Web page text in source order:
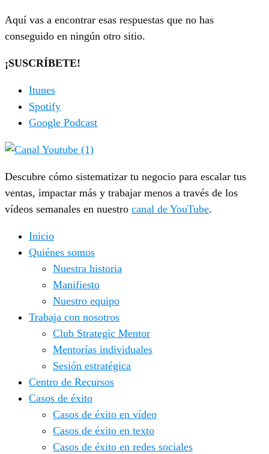
Aquí vas a encontrar esas respuestas que no has
conseguido en ningún otro sitio.
¡SUSCRÍBETE!
Itunes
Spotify
Google Podcast
Descubre cómo sistematizar tu negocio para escalar tus
ventas, impactar más y trabajar menos a través de los
vídeos semanales en nuestro canal de YouTube.
Inicio
Quiénes somos
Nuestra historia
Manifiesto
Nuestro equipo
Trabaja con nosotros
Club Strategic Mentor
Mentorías individuales
Sesión estratégica
Centro de Recursos
Casos de éxito
Casos de éxito en vídeo
Casos de éxito en texto
Casos de éxito en redes sociales